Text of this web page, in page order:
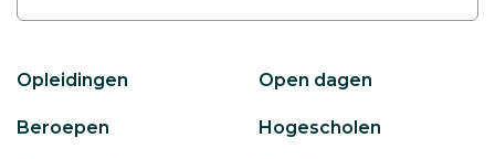
Opleidingen Open dagen
Beroepen Hogescholen